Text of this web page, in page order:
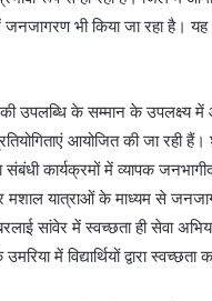
जनजागरण भी किया जा रहा है।
उपलब्धि के सम्मान के उपलक्ष्य
आयोजित की जा रही हैं।
कार्यक्रमों में व्यापक
मशाल यात्राओं के माध्यम से
सांवेर में स्वच्छता ही सेवा
में विद्यार्थियों द्वारा